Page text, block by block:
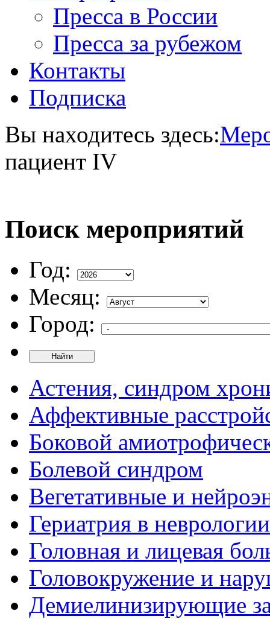
Пресса в России
Пресса за рубежом
Контакты
Подписка
Вы находитесь здесь:
пациент IV
Поиск мероприятий
Год:
Месяц:
Город:
Найти
Астения, синдром
Аффективные
Боковой
Болевой синдром
Вегетативные и
Гериатрия в неврологии
Головная и лицевая
Головокружение и
Демиелинизирующие